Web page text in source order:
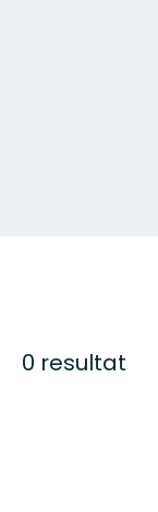
0 resultat